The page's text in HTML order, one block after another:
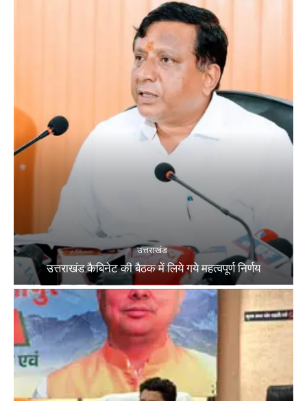
उत्तराखंड
उत्तराखंड कैबिनेट की बैठक में लिये गये महत्वपूर्ण निर्णय